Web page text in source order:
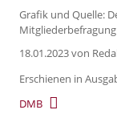
Grafik und Quelle:
18.01.2023von
Erschienen in
DMB